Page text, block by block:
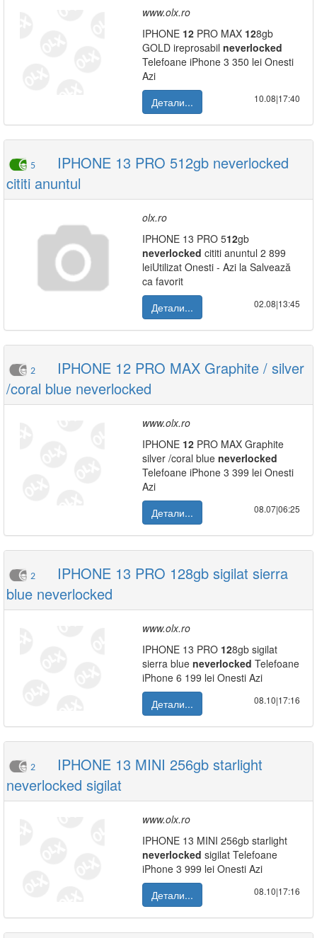
www.olx.ro
IPHONE 12 PRO MAX 128gb
GOLD ireprosabil neverlocked
Telefoane iPhone 3 350 lei Onesti
Azi
Детали...
10.08|17:40
5
IPHONE 13 PRO 512gb neverlocked
cititi anuntul
olx.ro
IPHONE 13 PRO 512gb
neverlocked cititi anuntul 2 899
leiUtilizat Onesti - Azi la Salvează
ca favorit
Детали...
02.08|13:45
2
IPHONE 12 PRO MAX Graphite / silver
/coral blue neverlocked
www.olx.ro
IPHONE 12 PRO MAX Graphite
silver /coral blue neverlocked
Telefoane iPhone 3 399 lei Onesti
Azi
Детали...
08.07|06:25
2
IPHONE 13 PRO 128gb sigilat sierra
blue neverlocked
www.olx.ro
IPHONE 13 PRO 128gb sigilat
sierra blue neverlocked Telefoane
iPhone 6 199 lei Onesti Azi
Детали...
08.10|17:16
2
IPHONE 13 MINI 256gb starlight
neverlocked sigilat
www.olx.ro
IPHONE 13 MINI 256gb starlight
neverlocked sigilat Telefoane
iPhone 3 999 lei Onesti Azi
Детали...
08.10|17:16